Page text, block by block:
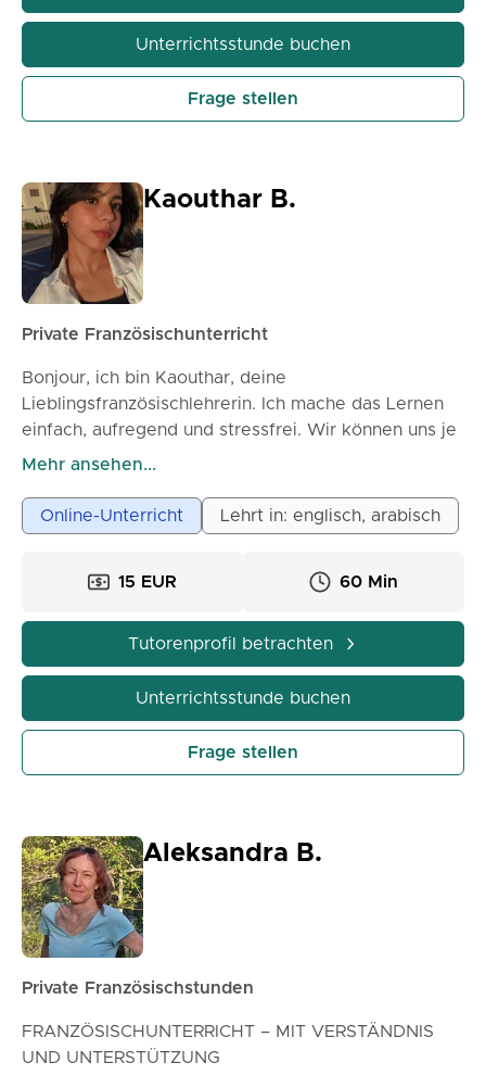
Beispiele sowie Übungen, die Sie sofort in der
Kommunikation anwenden können. Sie sind für alle
geeignet – vom Anfänger bis zu denen, die ihr
Wissen auffrischen oder ihre schulischen Leistungen
verbessern möchten. Die Ergebnisse sind schnell
Stunde zu Stunde.
Unterrichtsstunde buchen
Frage stellen
Kaouthar B.
Private Französischunterricht
Bonjour, ich bin Kaouthar, deine
Lieblingsfranzösischlehrerin. Ich mache das Lernen
einfach, aufregend und stressfrei. Wir können uns je
nach deinen Zielen auf Sprechen, Hören oder
Unterricht ist freundlich, interaktiv und auf dich
zugeschnitten. Komm und lerne mit mir, um
Mehr ansehen...
Online-Unterricht Lehrt in: englisch, arabisch
15 EUR 60 Min
Tutorenprofil betrachten
Unterrichtsstunde buchen
Frage stellen
Aleksandra B.
Private Französischstunden
FRANZÖSISCHUNTERRICHT – MIT VERSTÄNDNIS
UND UNTERSTÜTZUNG